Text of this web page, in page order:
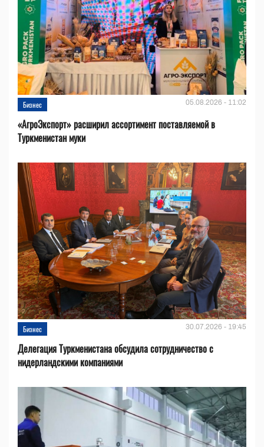
Бизнес 05.08.2026 - 11:02
«АгроЭкспорт» расширил ассортимент поставляемой в
Туркменистан муки
Бизнес 30.07.2026 - 19:45
Делегация Туркменистана обсудила сотрудничество с
нидерландскими компаниями